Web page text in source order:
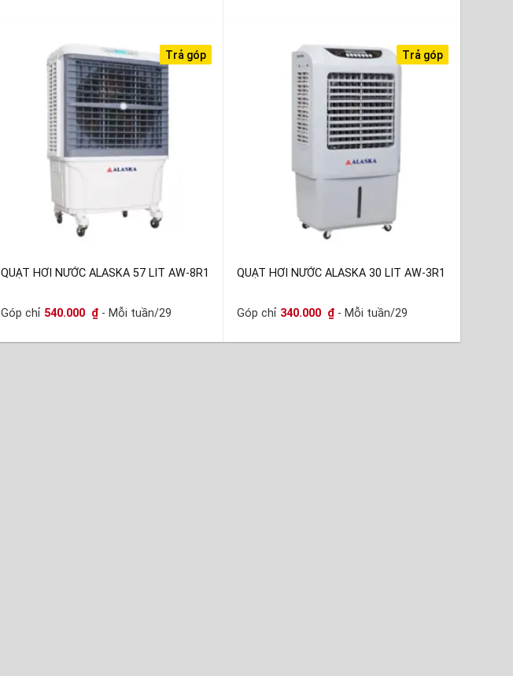
Trả góp
QUẠT HƠI NƯỚC ALASKA 57 LIT AW-8R1
Góp chỉ 540.000 ₫ - Mỗi tuần/29
Trả góp
QUẠT HƠI NƯỚC ALASKA 30 LIT AW-3R1
Góp chỉ 340.000 ₫ - Mỗi tuần/29